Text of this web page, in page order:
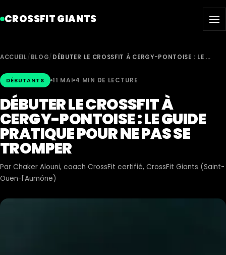
CROSSFIT GIANTS
ACCUEIL/ BLOG/ DÉBUTER LE CROSSFIT À CERGY-PONTOISE : LE …
DÉBUTANTS 11 MAI 4 MIN DE LECTURE
DÉBUTER LE CROSSFIT À
CERGY-PONTOISE : LE GUIDE
PRATIQUE POUR NE PAS SE
TROMPER
Par Chaker Alouni, coach CrossFit certifié, CrossFit Giants (Saint-
Ouen-l'Aumône)